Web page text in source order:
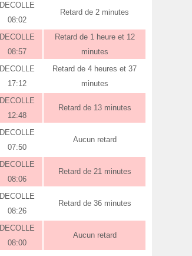
DECOLLE
08:02
Retard de 2 minutes
DECOLLE
08:57
Retard de 1 heure et 12
minutes
DECOLLE
17:12
Retard de 4 heures et 37
minutes
DECOLLE
12:48
Retard de 13 minutes
DECOLLE
07:50
Aucun retard
DECOLLE
08:06
Retard de 21 minutes
DECOLLE
08:26
Retard de 36 minutes
DECOLLE
08:00
Aucun retard